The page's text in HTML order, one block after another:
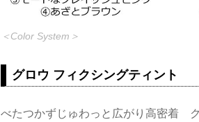
＜Color System＞
グロウ フィクシングティント
べたつかずじゅわっと広がり高密着